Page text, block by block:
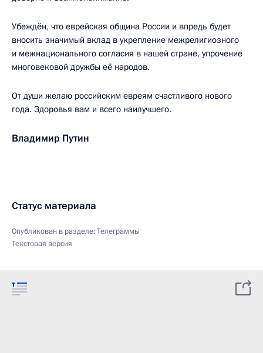
Убеждён, что еврейская община России и впредь будет
вносить значимый вклад в укрепление межрелигиозного
и межнационального согласия в нашей стране, упрочение
многовековой дружбы её народов.
От души желаю российским евреям счастливого нового
года. Здоровья вам и всего наилучшего.
Владимир Путин
Статус материала
Опубликован в разделе:Телеграммы
Текстовая версия